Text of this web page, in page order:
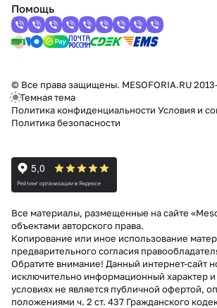
Помощь
© Все права защищены. MESOFORIA.RU
Темная тема
Политика конфиденциальности Условия и
Политика безопасности
Все материалы, размещенные на сайте
объектами авторского права.
Копирование или иное использование
предварительного согласия
Обратите внимание! Данный интернет-сайт
исключительно информационный характер и
условиях не является публичной офертой,
положениями ч. 2 ст. 437 Гражданского